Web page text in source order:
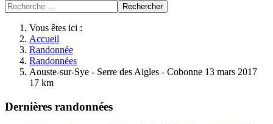
Rechercher
Vous êtes ici :
Accueil
Randonnée
Randonnées
Aouste-sur-Sye - Serre des Aigles - Cobonne 13 mars 2017
17 km
Dernières randonnées